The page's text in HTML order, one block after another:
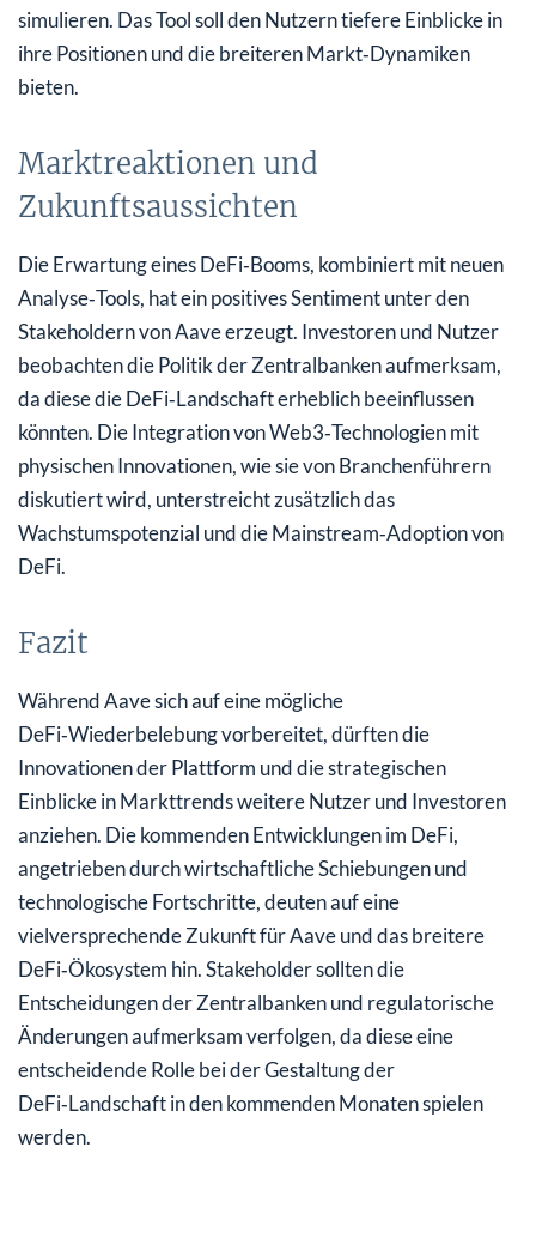
simulieren. Das Tool soll den Nutzern tiefere Einblicke in
ihre Positionen und die breiteren Markt‑Dynamiken
bieten.
Marktreaktionen und
Zukunftsaussichten
Die Erwartung eines DeFi‑Booms, kombiniert mit neuen
Analyse‑Tools, hat ein positives Sentiment unter den
Stakeholdern von Aave erzeugt. Investoren und Nutzer
beobachten die Politik der Zentralbanken aufmerksam,
da diese die DeFi‑Landschaft erheblich beeinflussen
könnten. Die Integration von Web3‑Technologien mit
physischen Innovationen, wie sie von Branchenführern
diskutiert wird, unterstreicht zusätzlich das
Wachstumspotenzial und die Mainstream‑Adoption von
DeFi.
Fazit
Während Aave sich auf eine mögliche
DeFi‑Wiederbelebung vorbereitet, dürften die
Innovationen der Plattform und die strategischen
Einblicke in Markttrends weitere Nutzer und Investoren
anziehen. Die kommenden Entwicklungen im DeFi,
angetrieben durch wirtschaftliche Schiebungen und
technologische Fortschritte, deuten auf eine
vielversprechende Zukunft für Aave und das breitere
DeFi‑Ökosystem hin. Stakeholder sollten die
Entscheidungen der Zentralbanken und regulatorische
Änderungen aufmerksam verfolgen, da diese eine
entscheidende Rolle bei der Gestaltung der
DeFi‑Landschaft in den kommenden Monaten spielen
werden.